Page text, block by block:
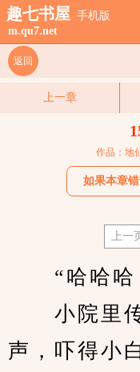
趣七书屋 手机版
m.qu7.net
返回
上一章
作品：地
如果本章
上一
“哈哈哈
小院里传
声，吓得小